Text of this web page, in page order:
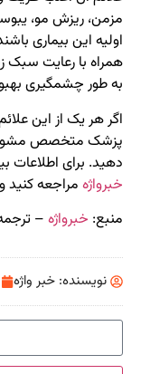
مزمن، ریزش مو،
اولیه این بیماری
همراه با رعایت سبک
به طور چشمگیری
اگر هر یک از این
پزشک متخصص مشورت
دهید. برای اطلاعات
خبرواژه مراجعه کنید
منبع: خبرواژه –
نویسنده: خبر واژه